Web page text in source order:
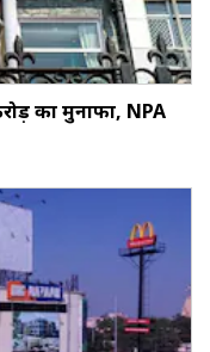
का मुनाफा, NPA